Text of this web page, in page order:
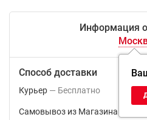
Информация
Способ доставки
Курьер Бесплатно
Самовывоз из Магазина м.ВДНХ